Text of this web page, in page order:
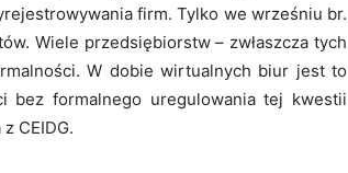
firm. Tylko we wrześniu br.
Wiele przedsiębiorstw – zwłaszcza tych
W dobie wirtualnych biur jest to
bez formalnego uregulowania tej kwestii
CEIDG.